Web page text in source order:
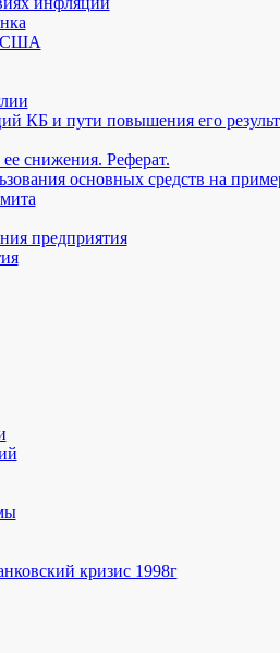
США
КБ и пути повышения его
снижения. Реферат.
основных средств на
предприятия
кризис 1998г